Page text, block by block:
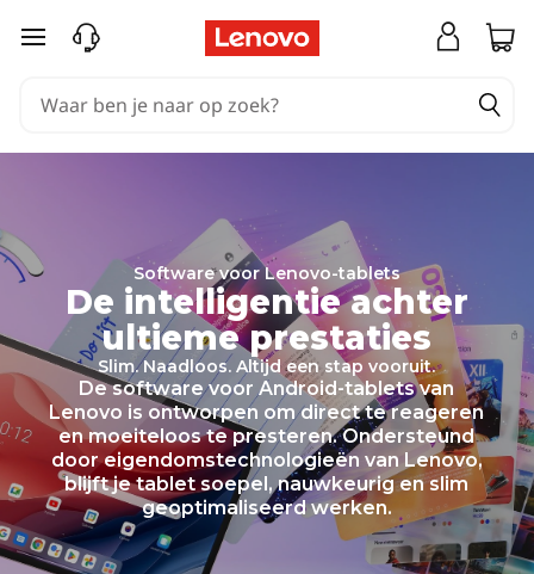
S
t
a
e
t
e
c
h
n
Ga naar de hoofdinhoud
Software voor Lenovo-tablets
De intelligentie achter
ultieme prestaties
Slim. Naadloos. Altijd een stap vooruit.
De software voor Android-tablets van
Lenovo is ontworpen om direct te reageren
en moeiteloos te presteren. Ondersteund
door eigendomstechnologieën van Lenovo,
blijft je tablet soepel, nauwkeurig en slim
geoptimaliseerd werken.